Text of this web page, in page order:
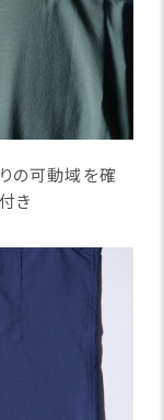
の可動域を確
き